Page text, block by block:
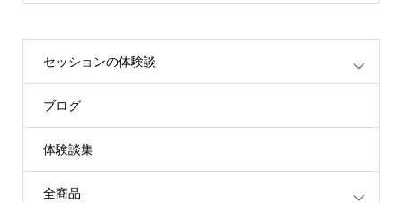
セッションの体験談
ブログ
体験談集
全商品